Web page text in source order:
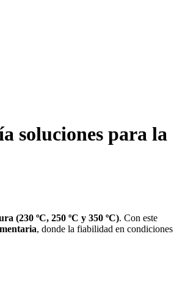
soluciones para la
(230 ºC, 250 ºC y 350 ºC). Con este
, donde la fiabilidad en condiciones